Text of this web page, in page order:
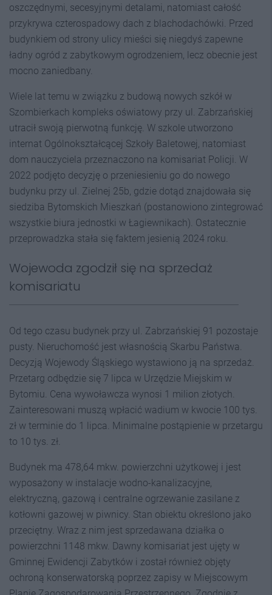
oszczędnymi, secesyjnymi detalami, natomiast całość
przykrywa czterospadowy dach z blachodachówki. Przed
budynkiem od strony ulicy mieści się niegdyś zapewne
ładny ogród z zabytkowym ogrodzeniem, lecz obecnie jest
mocno zaniedbany.
Wiele lat temu w związku z budową nowych szkół w
Szombierkach kompleks oświatowy przy ul. Zabrzańskiej
utracił swoją pierwotną funkcję. W szkole utworzono
internat Ogólnokształcącej Szkoły Baletowej, natomiast
dom nauczyciela przeznaczono na komisariat Policji. W
2022 podjęto decyzję o przeniesieniu go do nowego
budynku przy ul. Zielnej 25b, gdzie dotąd znajdowała się
siedziba Bytomskich Mieszkań (postanowiono zintegrować
wszystkie biura jednostki w Łagiewnikach). Ostatecznie
przeprowadzka stała się faktem jesienią 2024 roku.
Wojewoda zgodził się na sprzedaż
komisariatu
Od tego czasu budynek przy ul. Zabrzańskiej 91 pozostaje
pusty. Nieruchomość jest własnością Skarbu Państwa.
Decyzją Wojewody Śląskiego wystawiono ją na sprzedaż.
Przetarg odbędzie się 7 lipca w Urzędzie Miejskim w
Bytomiu. Cena wywoławcza wynosi 1 milion złotych.
Zainteresowani muszą wpłacić wadium w kwocie 100 tys.
zł w terminie do 1 lipca. Minimalne postąpienie w przetargu
to 10 tys. zł.
Budynek ma 478,64 mkw. powierzchni użytkowej i jest
wyposażony w instalacje wodno-kanalizacyjne,
elektryczną, gazową i centralne ogrzewanie zasilane z
kotłowni gazowej w piwnicy. Stan obiektu określono jako
przeciętny. Wraz z nim jest sprzedawana działka o
powierzchni 1148 mkw. Dawny komisariat jest ujęty w
Gminnej Ewidencji Zabytków i został również objęty
ochroną konserwatorską poprzez zapisy w Miejscowym